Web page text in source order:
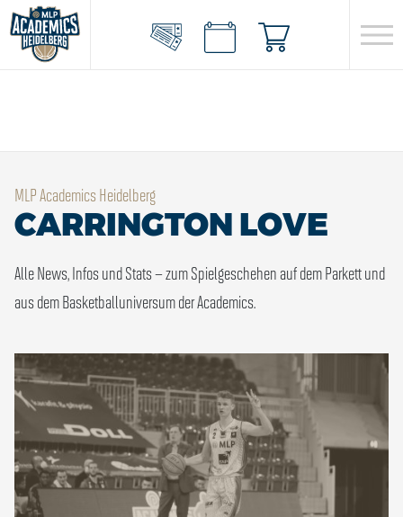
MLP Academics Heidelberg
CARRINGTON LOVE
Alle News, Infos und Stats – zum Spielgeschehen auf dem Parkett und
aus dem Basketballuniversum der Academics.